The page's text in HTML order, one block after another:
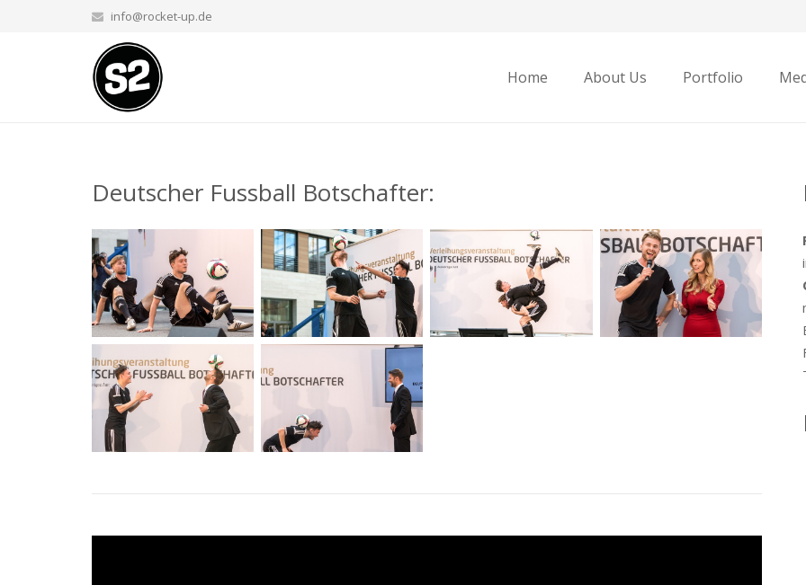
info@rocket-up.de
Home About Us Portfolio
Deutscher Fussball Botschafter: